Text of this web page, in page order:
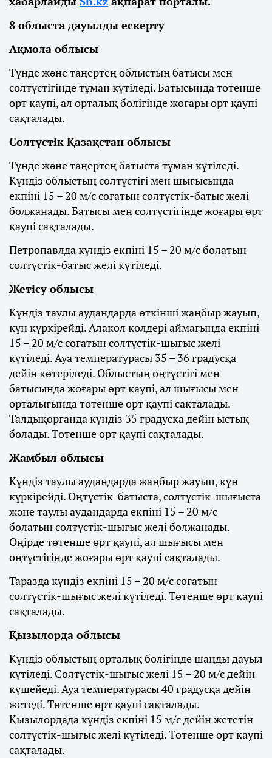
8 облыста дауылды ескерту
Ақмола облысы
Түнде және таңертең облыстың батысы мен
солтүстігінде тұман күтіледі. Батысында төтенше
өрт қаупі, ал орталық бөлігінде жоғары өрт қаупі
сақталады.
Солтүстік Қазақстан облысы
Түнде және таңертең батыста тұман күтіледі.
Күндіз облыстың солтүстігі мен шығысында
екпіні 15 – 20 м/с соғатын солтүстік-батыс желі
болжанады. Батысы мен солтүстігінде жоғары өрт
қаупі сақталады.
Петропавлда күндіз екпіні 15 – 20 м/с болатын
солтүстік-батыс желі күтіледі.
Жетісу облысы
Күндіз таулы аудандарда өткінші жаңбыр жауып,
күн күркірейді. Алакөл көлдері аймағында екпіні
15 – 20 м/с соғатын солтүстік-шығыс желі
күтіледі. Ауа температурасы 35 – 36 градусқа
дейін көтеріледі. Облыстың оңтүстігі мен
батысында жоғары өрт қаупі, ал шығысы мен
орталығында төтенше өрт қаупі сақталады.
Талдықорғанда күндіз 35 градусқа дейін ыстық
болады. Төтенше өрт қаупі сақталады.
Жамбыл облысы
Күндіз таулы аудандарда жаңбыр жауып, күн
күркірейді. Оңтүстік-батыста, солтүстік-шығыста
және таулы аудандарда екпіні 15 – 20 м/с
болатын солтүстік-шығыс желі болжанады.
Өңірде төтенше өрт қаупі, ал шығысы мен
оңтүстігінде жоғары өрт қаупі сақталады.
Таразда күндіз екпіні 15 – 20 м/с соғатын
солтүстік-шығыс желі күтіледі. Төтенше өрт қаупі
сақталады.
Қызылорда облысы
Күндіз облыстың орталық бөлігінде шаңды дауыл
күтіледі. Солтүстік-шығыс желі 15 – 20 м/с дейін
күшейеді. Ауа температурасы 40 градусқа дейін
жетеді. Төтенше өрт қаупі сақталады.
Қызылордада күндіз екпіні 15 м/с дейін жететін
солтүстік-шығыс желі күтіледі. Төтенше өрт қаупі
сақталады.